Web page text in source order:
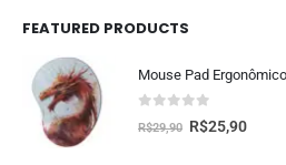
FEATURED PRODUCTS
fora de 5
R$29,90 R$25,90